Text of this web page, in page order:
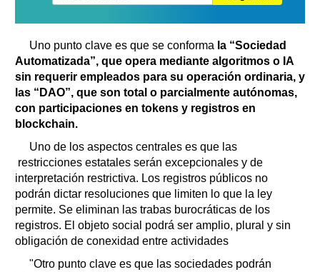
Uno punto clave es que se conforma la “Sociedad
Automatizada”, que opera mediante algoritmos o IA
sin requerir empleados para su operación ordinaria, y
las “DAO”, que son total o parcialmente autónomas,
con participaciones en tokens y registros en
blockchain.
Uno de los aspectos centrales es que las
restricciones estatales serán excepcionales y de
interpretación restrictiva. Los registros públicos no
podrán dictar resoluciones que limiten lo que la ley
permite. Se eliminan las trabas burocráticas de los
registros. El objeto social podrá ser amplio, plural y sin
obligación de conexidad entre actividades
"Otro punto clave es que las sociedades podrán